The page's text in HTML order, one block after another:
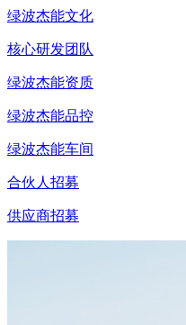
绿波杰能文化
核心研发团队
绿波杰能资质
绿波杰能品控
绿波杰能车间
合伙人招募
供应商招募